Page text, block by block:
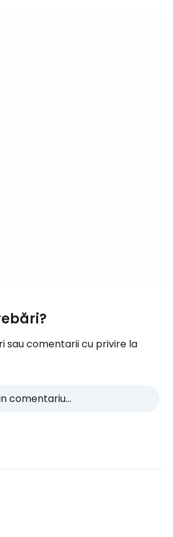
sau comentarii cu privire la
comentariu...